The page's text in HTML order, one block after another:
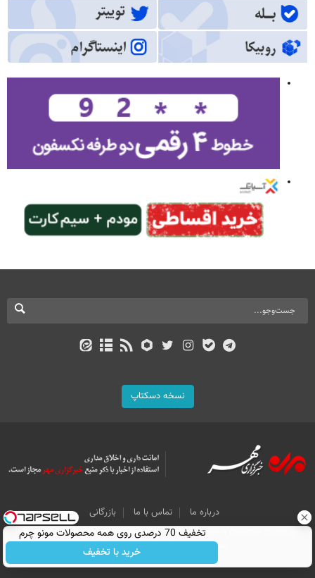
نسخه دسکتاپ
درباره ما تماس با ما
بازرگانی
All Content by Mehr News Agency is licensed under a Creative Commons
Attribution 4.0 International License.
تخفیف 70 درصدی روی همه محصولات مونو چرم
خرید با تخفیف